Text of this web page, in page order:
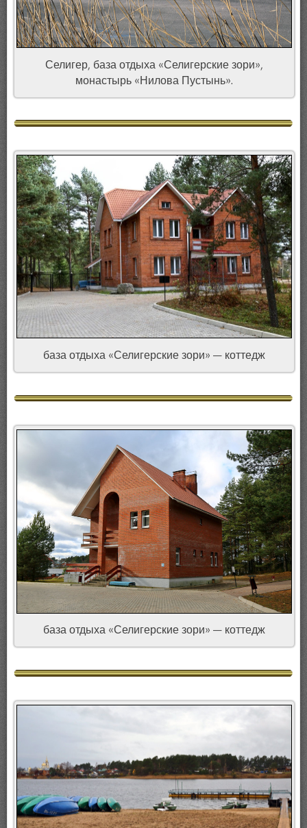
Селигер, база отдыха «Селигерские зори»,
монастырь «Нилова Пустынь».
база отдыха «Селигерские зори» — коттедж
база отдыха «Селигерские зори» — коттедж